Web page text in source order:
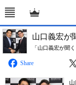
山口義宏が
「山口義宏が聞
Share